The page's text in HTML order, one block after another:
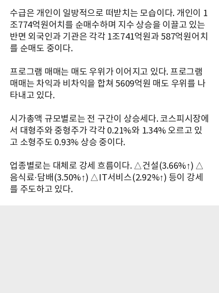
수급은 개인이 일방적으로 떠받치는 모습이다. 개인이 1
조774억원어치를 순매수하며 지수 상승을 이끌고 있는
반면 외국인과 기관은 각각 1조741억원과 587억원어치
를 순매도 중이다.
프로그램 매매는 매도 우위가 이어지고 있다. 프로그램
매매는 차익과 비차익을 합쳐 5609억원 매도 우위를 나
타내고 있다.
시가총액 규모별로는 전 구간이 상승세다. 코스피시장에
서 대형주와 중형주가 각각 0.21%와 1.34% 오르고 있
고 소형주도 0.93% 상승 중이다.
업종별로는 대체로 강세 흐름이다. △건설(3.66%↑) △
음식료·담배(3.50%↑) △IT서비스(2.92%↑) 등이 강세
를 주도하고 있다.